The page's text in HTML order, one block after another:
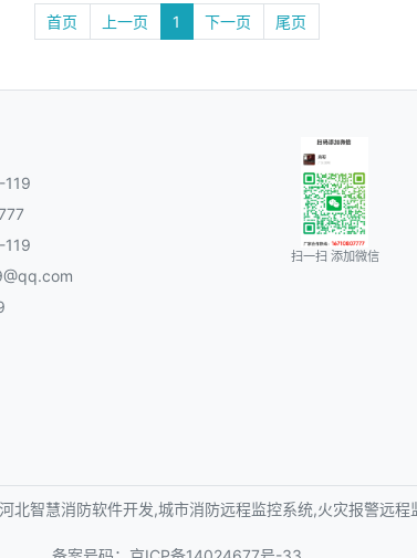
首页 上一页 1 下一页 尾页
扫一扫 添加微信
智慧消防软件开发,城市消防远程监控系统,火灾报警远